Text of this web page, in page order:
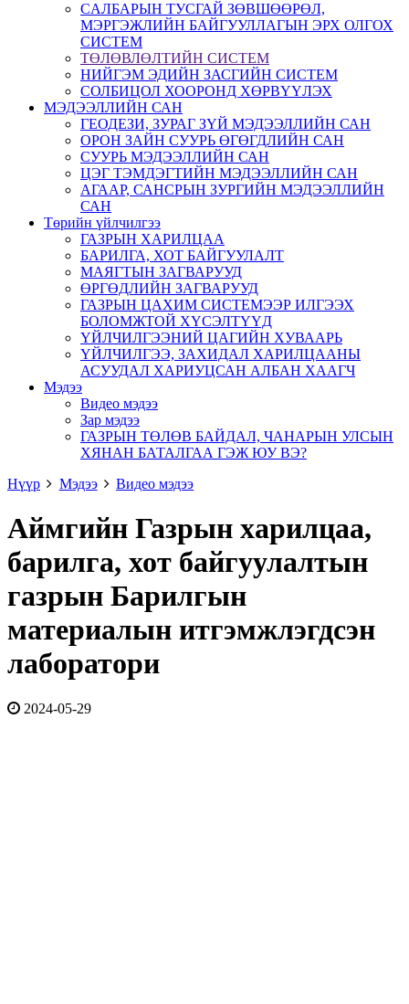
CАЛБАРЫН ТУСГАЙ ЗӨВШӨӨРӨЛ,
МЭРГЭЖЛИЙН БАЙГУУЛЛАГЫН ЭРХ ОЛГОХ
СИСТЕМ
ТӨЛӨВЛӨЛТИЙН СИСТЕМ
НИЙГЭМ ЭДИЙН ЗАСГИЙН СИСТЕМ
СОЛБИЦОЛ ХООРОНД ХӨРВҮҮЛЭХ
МЭДЭЭЛЛИЙН САН
ГЕОДЕЗИ, ЗУРАГ ЗҮЙ МЭДЭЭЛЛИЙН САН
ОРОН ЗАЙН СУУРЬ ӨГӨГДЛИЙН САН
СУУРЬ МЭДЭЭЛЛИЙН САН
ЦЭГ ТЭМДЭГТИЙН МЭДЭЭЛЛИЙН САН
АГААР, САНСРЫН ЗУРГИЙН МЭДЭЭЛЛИЙН
САН
Төрийн үйлчилгээ
ГАЗРЫН ХАРИЛЦАА
БАРИЛГА, ХОТ БАЙГУУЛАЛТ
МАЯГТЫН ЗАГВАРУУД
ӨРГӨДЛИЙН ЗАГВАРУУД
ГАЗРЫН ЦАХИМ СИСТЕМЭЭР ИЛГЭЭХ
БОЛОМЖТОЙ ХҮСЭЛТҮҮД
ҮЙЛЧИЛГЭЭНИЙ ЦАГИЙН ХУВААРЬ
ҮЙЛЧИЛГЭЭ, ЗАХИДАЛ ХАРИЛЦААНЫ
АСУУДАЛ ХАРИУЦСАН АЛБАН ХААГЧ
Мэдээ
Видео мэдээ
Зар мэдээ
ГАЗРЫН ТӨЛӨВ БАЙДАЛ, ЧАНАРЫН УЛСЫН
ХЯНАН БАТАЛГАА ГЭЖ ЮУ ВЭ?
Нүүр
Мэдээ Видео мэдээ
Аймгийн Газрын харилцаа,
барилга, хот байгуулалтын
газрын Барилгын
материалын итгэмжлэгдсэн
лаборатори
2024-05-29